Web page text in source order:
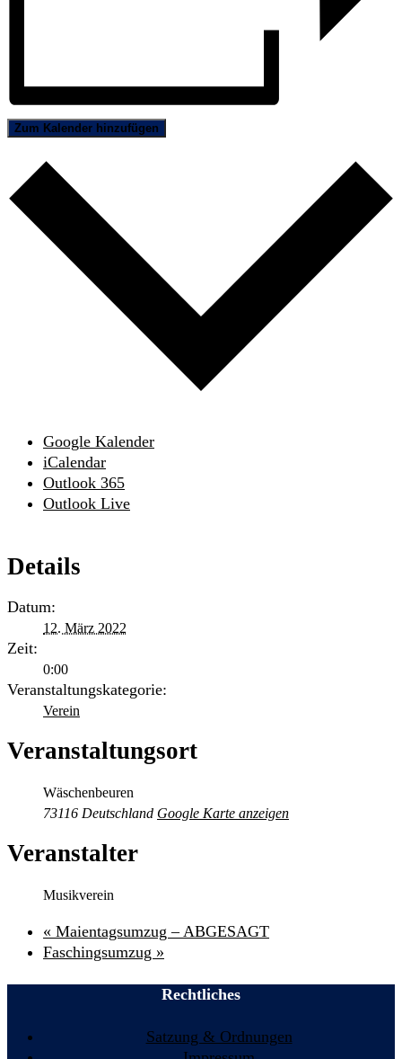
Zum Kalender hinzufügen
Google Kalender
iCalendar
Outlook 365
Outlook Live
Details
Datum:
12. März 2022
Zeit:
0:00
Veranstaltungskategorie:
Verein
Veranstaltungsort
Wäschenbeuren
73116 Deutschland Google Karte anzeigen
Veranstalter
Musikverein
« Maientagsumzug – ABGESAGT
Faschingsumzug »
Rechtliches
Satzung & Ordnungen